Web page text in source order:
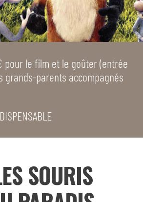
pour le film et le goûter (entrée
grands-parents accompagnés
SOURIS